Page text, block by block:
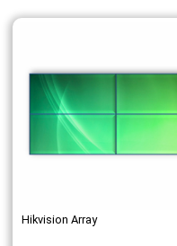
Hikvision Array